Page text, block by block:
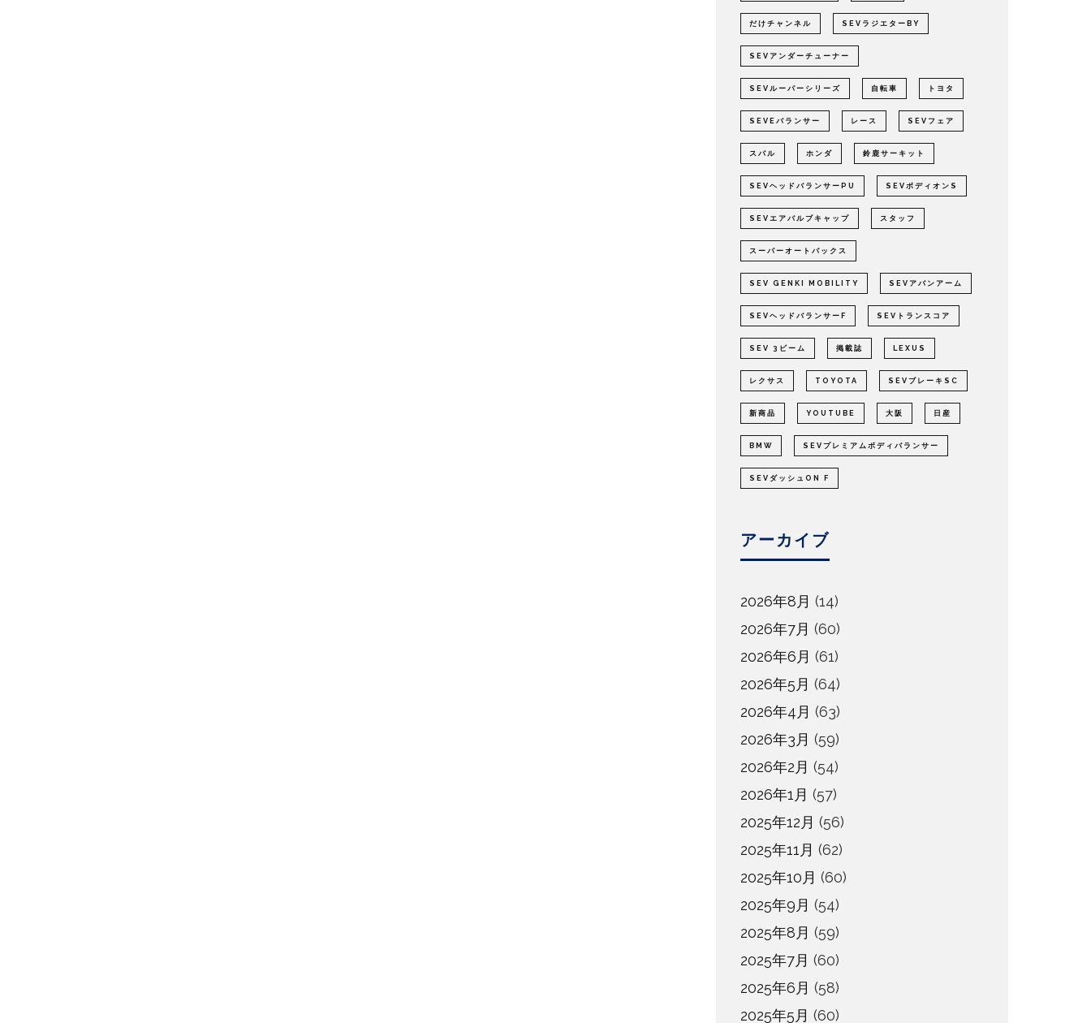
だけチャンネル SEVラジエターBY
SEVアンダーチューナー
SEVルーパーシリーズ 自転車 トヨタ
SEVEバランサー レース SEVフェア
スバル ホンダ 鈴鹿サーキット
SEVヘッドバランサーPU SEVボディオンS
SEVエアバルブキャップ スタッフ
スーパーオートバックス
SEV GENKI MOBILITY SEVアバンアーム
SEVヘッドバランサーF SEVトランスコア
SEV 3ビーム 掲載誌 LEXUS
レクサス TOYOTA SEVブレーキSC
新商品 YOUTUBE 大阪 日産
BMW SEVプレミアムボディバランサー
SEVダッシュON F
アーカイブ
2026年8月 (14)
2026年7月 (60)
2026年6月 (61)
2026年5月 (64)
2026年4月 (63)
2026年3月 (59)
2026年2月 (54)
2026年1月 (57)
2025年12月 (56)
2025年11月 (62)
2025年10月 (60)
2025年9月 (54)
2025年8月 (59)
2025年7月 (60)
2025年6月 (58)
2025年5月 (60)